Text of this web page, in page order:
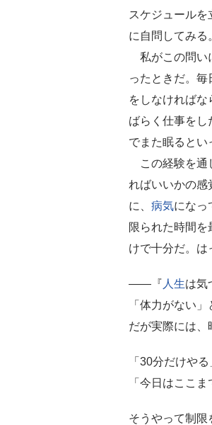
スケジュール
に自問してみる
私がこの問い
ったときだ。
をしなければ
ばらく仕事をし
でまた眠るとい
この経験を通
ればいいかの感
に、 病気になっ
限られた時間
けで十分だ。は
――『 人生は気
「体力がない
だが実際には、
「30分だけやる
「今日はここま
そうやって制限